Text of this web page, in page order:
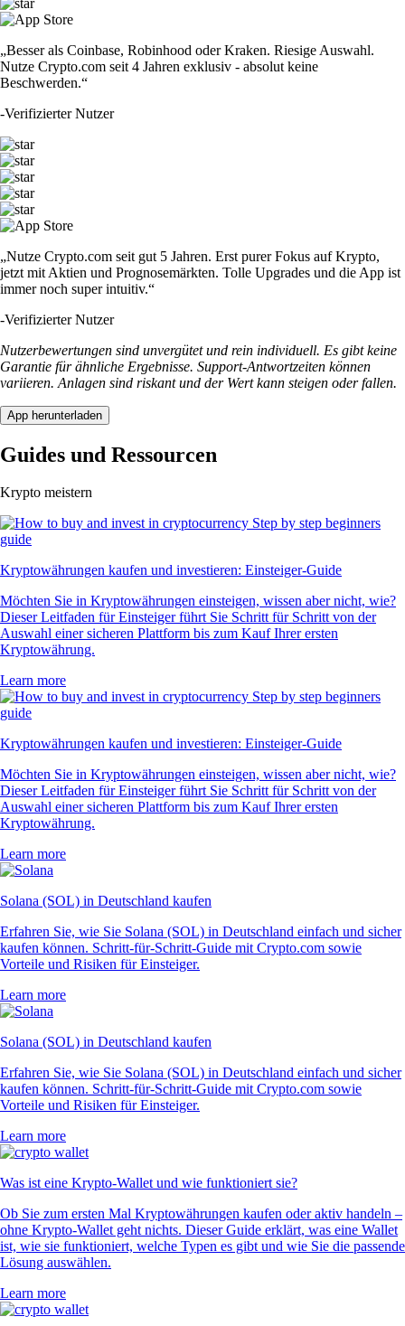
„Besser als Coinbase, Robinhood oder Kraken. Riesige Auswahl.
Nutze Crypto.com seit 4 Jahren exklusiv - absolut keine
Beschwerden.“
-Verifizierter Nutzer
„Nutze Crypto.com seit gut 5 Jahren. Erst purer Fokus auf Krypto,
jetzt mit Aktien und Prognosemärkten. Tolle Upgrades und die App ist
immer noch super intuitiv.“
-Verifizierter Nutzer
Nutzerbewertungen sind unvergütet und rein individuell. Es gibt keine
Garantie für ähnliche Ergebnisse. Support-Antwortzeiten können
variieren. Anlagen sind riskant und der Wert kann steigen oder fallen.
App herunterladen
Guides und Ressourcen
Krypto meistern
Kryptowährungen kaufen und investieren: Einsteiger-Guide
Möchten Sie in Kryptowährungen einsteigen, wissen aber nicht, wie?
Dieser Leitfaden für Einsteiger führt Sie Schritt für Schritt von der
Auswahl einer sicheren Plattform bis zum Kauf Ihrer ersten
Kryptowährung.
Learn more
Kryptowährungen kaufen und investieren: Einsteiger-Guide
Möchten Sie in Kryptowährungen einsteigen, wissen aber nicht, wie?
Dieser Leitfaden für Einsteiger führt Sie Schritt für Schritt von der
Auswahl einer sicheren Plattform bis zum Kauf Ihrer ersten
Kryptowährung.
Learn more
Solana (SOL) in Deutschland kaufen
Erfahren Sie, wie Sie Solana (SOL) in Deutschland einfach und sicher
kaufen können. Schritt-für-Schritt-Guide mit Crypto.com sowie
Vorteile und Risiken für Einsteiger.
Learn more
Solana (SOL) in Deutschland kaufen
Erfahren Sie, wie Sie Solana (SOL) in Deutschland einfach und sicher
kaufen können. Schritt-für-Schritt-Guide mit Crypto.com sowie
Vorteile und Risiken für Einsteiger.
Learn more
Was ist eine Krypto-Wallet und wie funktioniert sie?
Ob Sie zum ersten Mal Kryptowährungen kaufen oder aktiv handeln –
ohne Krypto-Wallet geht nichts. Dieser Guide erklärt, was eine Wallet
ist, wie sie funktioniert, welche Typen es gibt und wie Sie die passende
Lösung auswählen.
Learn more